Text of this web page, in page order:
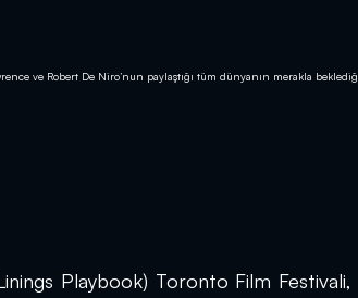
ve Robert De Niro’nun paylaştığı tüm dünyanın merakla
Playbook) Toronto Film